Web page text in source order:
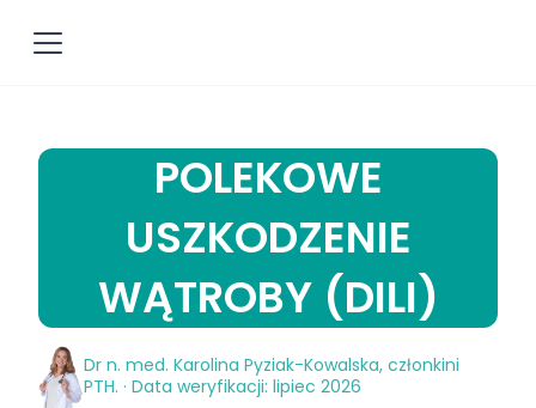
POLEKOWE
USZKODZENIE
WĄTROBY (DILI)
Dr n. med. Karolina Pyziak-Kowalska, członkini
PTH. · Data weryfikacji: lipiec 2026